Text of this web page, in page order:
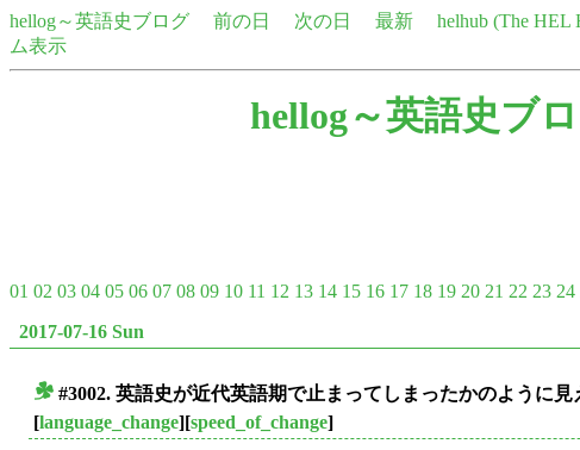
hellog～英語史ブログ 前の日 次の日 最新 helhub (The HEL
ム表示
hellog～英語史ブ
01 02 03 04 05 06 07 08 09 10 11 12 13 14 15 16 17 18 19 20 21 22 23 24
2017-07-16 Sun
#3002. 英語史が近代英語期で止まってしまったかのように見
[language_change][speed_of_change]